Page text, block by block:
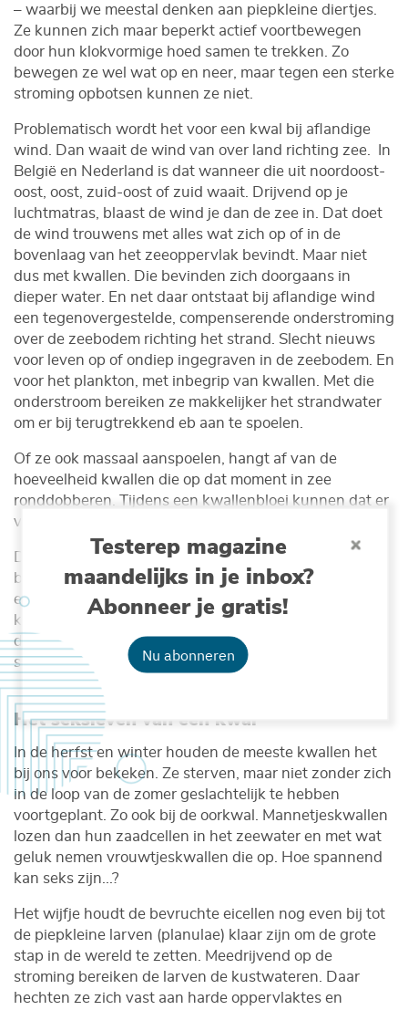
Testerep magazine
maandelijks in je inbox?
Abonneer je gratis!
Nu abonneren
– waarbij we meestal denken aan piepkleine diertjes.
Ze kunnen zich maar beperkt actief voortbewegen
door hun klokvormige hoed samen te trekken. Zo
bewegen ze wel wat op en neer, maar tegen een sterke
stroming opbotsen kunnen ze niet.
Problematisch wordt het voor een kwal bij aflandige
wind. Dan waait de wind van over land richting zee. In
België en Nederland is dat wanneer die uit noordoost-
oost, oost, zuid-oost of zuid waait. Drijvend op je
luchtmatras, blaast de wind je dan de zee in. Dat doet
de wind trouwens met alles wat zich op of in de
bovenlaag van het zeeoppervlak bevindt. Maar niet
dus met kwallen. Die bevinden zich doorgaans in
dieper water. En net daar ontstaat bij aflandige wind
een tegenovergestelde, compenserende onderstroming
over de zeebodem richting het strand. Slecht nieuws
voor leven op of ondiep ingegraven in de zeebodem. En
voor het plankton, met inbegrip van kwallen. Met die
onderstroom bereiken ze makkelijker het strandwater
om er bij terugtrekkend eb aan te spoelen.
Of ze ook massaal aanspoelen, hangt af van de
hoeveelheid kwallen die op dat moment in zee
ronddobberen. Tijdens een kwallenbloei kunnen dat er
veel zijn. Heel veel...
Drooggevallen kwallen zijn op sterven na dood. Toch
blijven hun netelcellen nog een hele tijd actief als je
ermee in aanraking komt. Stuiptrekkingen, zou je
kunnen zeggen… Overgeleverd aan zon en wind,
drogen de gestrande kwallen uiteindelijk uit tot er
slechts een verschrompeld vliesje overblijft.
Het seksleven van een kwal
In de herfst en winter houden de meeste kwallen het
bij ons voor bekeken. Ze sterven, maar niet zonder zich
in de loop van de zomer geslachtelijk te hebben
voortgeplant. Zo ook bij de oorkwal. Mannetjeskwallen
lozen dan hun zaadcellen in het zeewater en met wat
geluk nemen vrouwtjeskwallen die op. Hoe spannend
kan seks zijn...?
Het wijfje houdt de bevruchte eicellen nog even bij tot
de piepkleine larven (planulae) klaar zijn om de grote
stap in de wereld te zetten. Meedrijvend op de
stroming bereiken de larven de kustwateren. Daar
hechten ze zich vast aan harde oppervlaktes en